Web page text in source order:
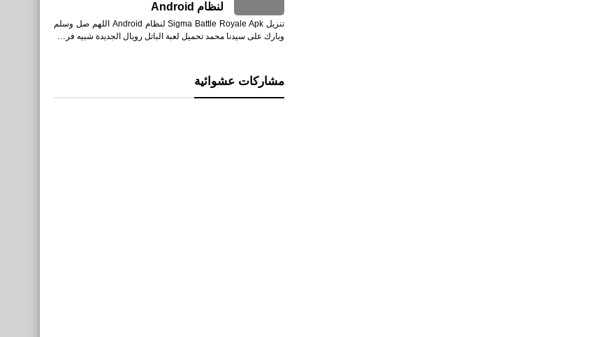
لنظام Android
تنزيل Sigma Battle Royale Apk لنظام Android اللهم صل وسلم
وبارك على سيدنا محمد تحميل لعبة الباتل رويال الجديدة شبيه فر…
مشاركات عشوائية